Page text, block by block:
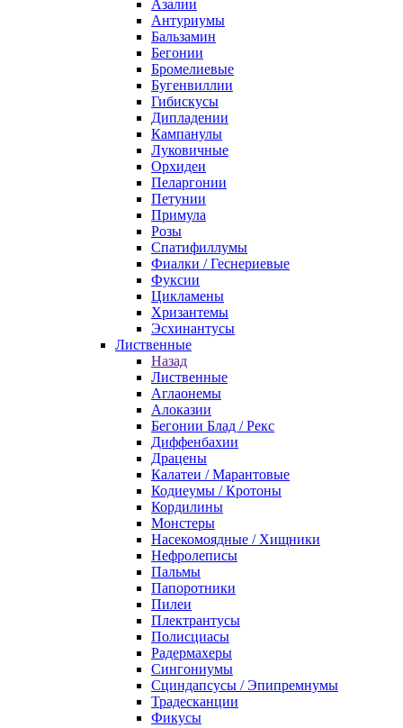
Азалии
Антуриумы
Бальзамин
Бегонии
Бромелиевые
Бугенвиллии
Гибискусы
Дипладении
Кампанулы
Луковичные
Орхидеи
Пеларгонии
Петунии
Примула
Розы
Спатифиллумы
Фиалки / Геснериевые
Фуксии
Цикламены
Хризантемы
Эсхинантусы
Лиственные
Назад
Лиственные
Аглаонемы
Алоказии
Бегонии Блад / Рекс
Диффенбахии
Драцены
Калатеи / Марантовые
Кодиеумы / Кротоны
Кордилины
Монстеры
Насекомоядные / Хищники
Нефролеписы
Пальмы
Папоротники
Пилеи
Плектрантусы
Полисциасы
Радермахеры
Сингониумы
Сциндапсусы / Эпипремнумы
Традесканции
Фикусы